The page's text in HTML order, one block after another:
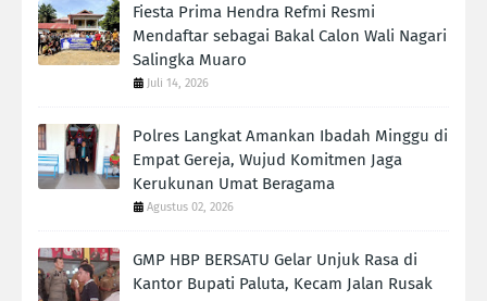
Fiesta Prima Hendra Refmi Resmi
Mendaftar sebagai Bakal Calon Wali Nagari
Salingka Muaro
Juli 14, 2026
Polres Langkat Amankan Ibadah Minggu di
Empat Gereja, Wujud Komitmen Jaga
Kerukunan Umat Beragama
Agustus 02, 2026
GMP HBP BERSATU Gelar Unjuk Rasa di
Kantor Bupati Paluta, Kecam Jalan Rusak